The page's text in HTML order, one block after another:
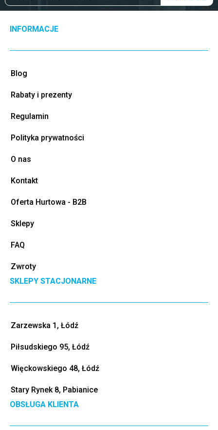
INFORMACJE
Blog
Rabaty i prezenty
Regulamin
Polityka prywatności
O nas
Kontakt
Oferta Hurtowa - B2B
Sklepy
FAQ
Zwroty
SKLEPY STACJONARNE
Zarzewska 1, Łódź
Piłsudskiego 95, Łódź
Więckowskiego 48, Łódź
Stary Rynek 8, Pabianice
OBSŁUGA KLIENTA